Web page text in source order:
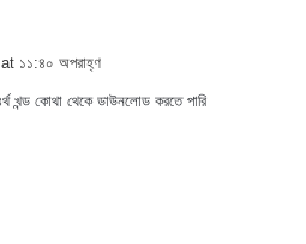
at ১১:৪০ অপরাহ্ণ
খন্ড কোথা থেকে ডাউনলোড করতে পারি